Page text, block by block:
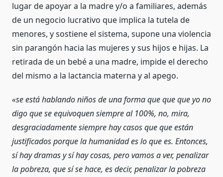
lugar de apoyar a la madre y/o a familiares, además
de un negocio lucrativo que implica la tutela de
menores, y sostiene el sistema, supone una violencia
sin parangón hacia las mujeres y sus hijos e hijas. La
retirada de un bebé a una madre, impide el derecho
del mismo a la lactancia materna y al apego.
«se está hablando niños de una forma que que que yo no
digo que se equivoquen siempre al 100%, no, mira,
desgraciadamente siempre hay casos que que están
justificados porque la humanidad es lo que es. Entonces,
sí hay dramas y sí hay cosas, pero vamos a ver, penalizar
la pobreza, que sí se hace, es decir, penalizar la pobreza